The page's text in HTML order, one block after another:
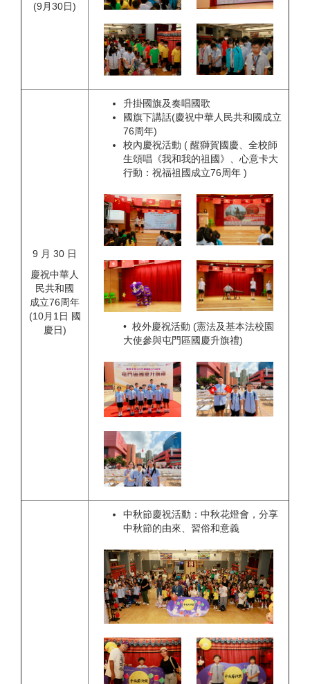
(9月30日)
9 月 30 日
慶祝中華人
民共和國
成立76周年
(10月1日 國
慶日)
升掛國旗及奏唱國歌
國旗下講話(慶祝中華人民共和國成立
76周年)
校內慶祝活動 ( 醒獅賀國慶、全校師
生頌唱《我和我的祖國》、心意卡大
行動：祝福祖國成立76周年 )
• 校外慶祝活動 (憲法及基本法校園
大使參與屯門區國慶升旗禮)
中秋節慶祝活動：中秋花燈會，分享
中秋節的由來、習俗和意義